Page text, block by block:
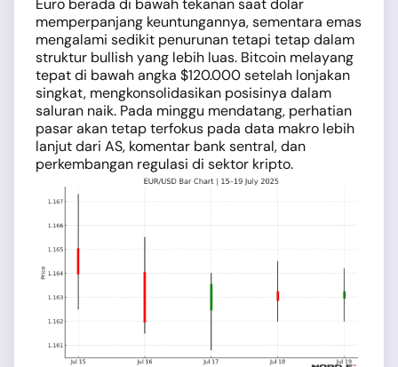
Euro berada di bawah tekanan saat dolar
memperpanjang keuntungannya, sementara emas
mengalami sedikit penurunan tetapi tetap dalam
struktur bullish yang lebih luas. Bitcoin melayang
tepat di bawah angka $120.000 setelah lonjakan
singkat, mengkonsolidasikan posisinya dalam
saluran naik. Pada minggu mendatang, perhatian
pasar akan tetap terfokus pada data makro lebih
lanjut dari AS, komentar bank sentral, dan
perkembangan regulasi di sektor kripto.